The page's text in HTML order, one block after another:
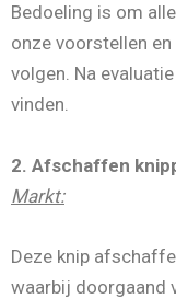
Bedoeling is om
onze voorstellen
volgen. Na
vinden.
2. Afschaffen
Markt:
Deze knip
waarbij doorgaand